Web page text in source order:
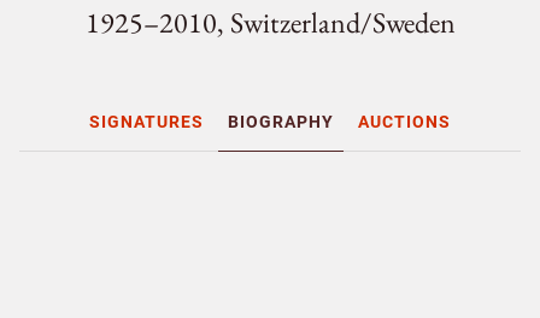
1925–2010, Switzerland/Sweden
SIGNATURES BIOGRAPHY AUCTIONS